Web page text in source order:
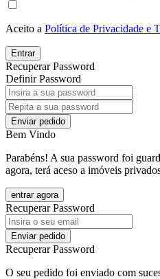
Aceito a Política de Privacidade e
Entrar
Recuperar Password
Definir Password
Enviar pedido
Bem Vindo
Parabéns! A sua password foi
agora, terá aceso a imóveis
entrar agora
Recuperar Password
Enviar pedido
Recuperar Password
O seu pedido foi enviado com